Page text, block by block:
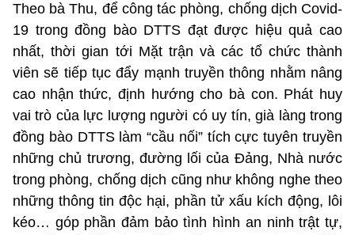
Theo bà Thu, để công tác phòng, chống dịch Covid-
19 trong đồng bào DTTS đạt được hiệu quả cao
nhất, thời gian tới Mặt trận và các tổ chức thành
viên sẽ tiếp tục đẩy mạnh truyền thông nhằm nâng
cao nhận thức, định hướng cho bà con. Phát huy
vai trò của lực lượng người có uy tín, già làng trong
đồng bào DTTS làm “cầu nối” tích cực tuyên truyền
những chủ trương, đường lối của Đảng, Nhà nước
trong phòng, chống dịch cũng như không nghe theo
những thông tin độc hại, phần tử xấu kích động, lôi
kéo… góp phần đảm bảo tình hình an ninh trật tự,